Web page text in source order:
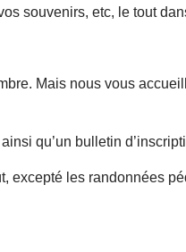
souvenirs, etc, le tout
Mais nous vous
qu’un bulletin
excepté les randonnées